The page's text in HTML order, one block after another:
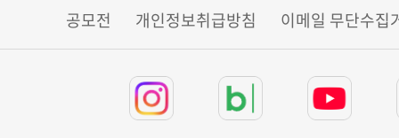
공모전 개인정보취급방침 이메일 무단수집